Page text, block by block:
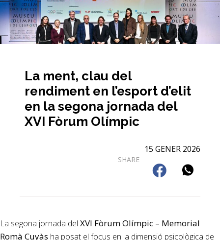
La ment, clau del
rendiment en l’esport d’elit
en la segona jornada del
XVI Fòrum Olímpic
15 GENER 2026
SHARE
La segona jornada del XVI Fòrum Olímpic – Memorial
Romà Cuyàs ha posat el focus en la dimensió psicològica de